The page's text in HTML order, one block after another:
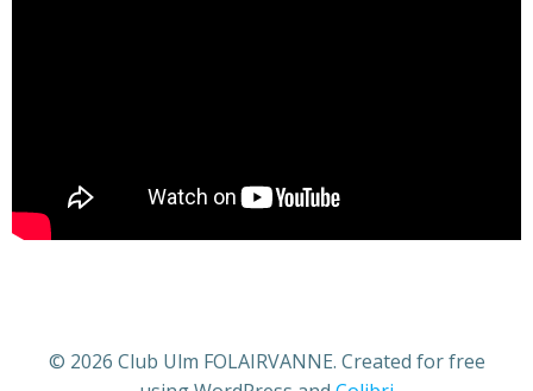
© 2026 Club Ulm FOLAIRVANNE. Created for free